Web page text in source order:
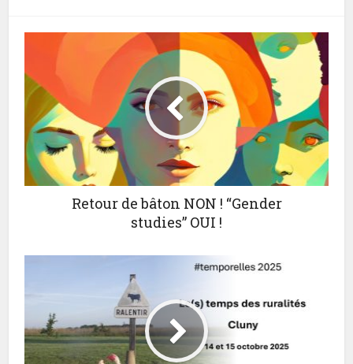
Retour de bâton NON ! “Gender
studies” OUI !